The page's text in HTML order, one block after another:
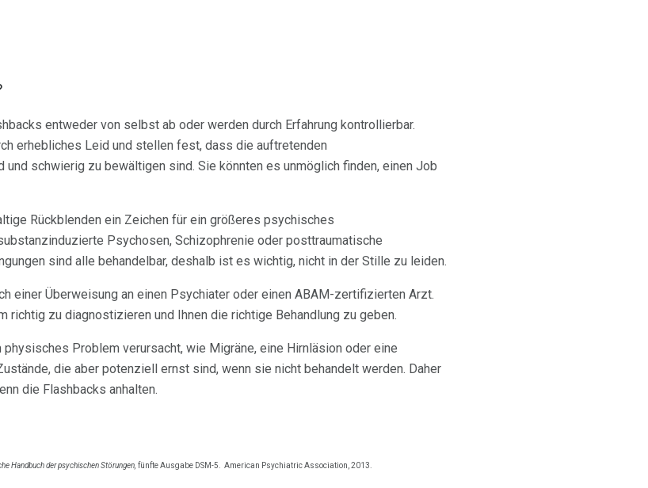
entweder von selbst ab oder werden durch Erfahrung kontrollierbar.
erhebliches Leid und stellen fest, dass die auftretenden
und schwierig zu bewältigen sind. Sie könnten es unmöglich finden, einen Job
Rückblenden ein Zeichen für ein größeres psychisches
Psychosen, Schizophrenie oder posttraumatische
sind alle behandelbar, deshalb ist es wichtig, nicht in der Stille zu leiden.
einer Überweisung an einen Psychiater oder einen ABAM-zertifizierten Arzt.
richtig zu diagnostizieren und Ihnen die richtige Behandlung zu geben.
Problem verursacht, wie Migräne, eine Hirnläsion oder eine
die aber potenziell ernst sind, wenn sie nicht behandelt werden. Daher
die Flashbacks anhalten.
Handbuch der psychischen Störungen, fünfte Ausgabe DSM-5. American Psychiatric Association, 2013.